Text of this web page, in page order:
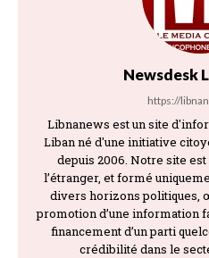
Newsdesk
https://
Libnanews est un site
Liban né d'une initiative
depuis 2006. Notre site
l’étranger, et formé
divers horizons politiques,
promotion d’une information
financement d’un parti
crédibilité dans le